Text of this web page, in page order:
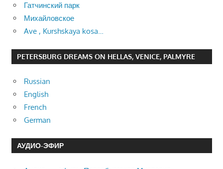
Гатчинский парк
Михайловское
Ave , Kurshskaya kosa…
PETERSBURG DREAMS ON HELLAS, VENICE, PALMYRE
Russian
English
French
German
АУДИО-ЭФИР